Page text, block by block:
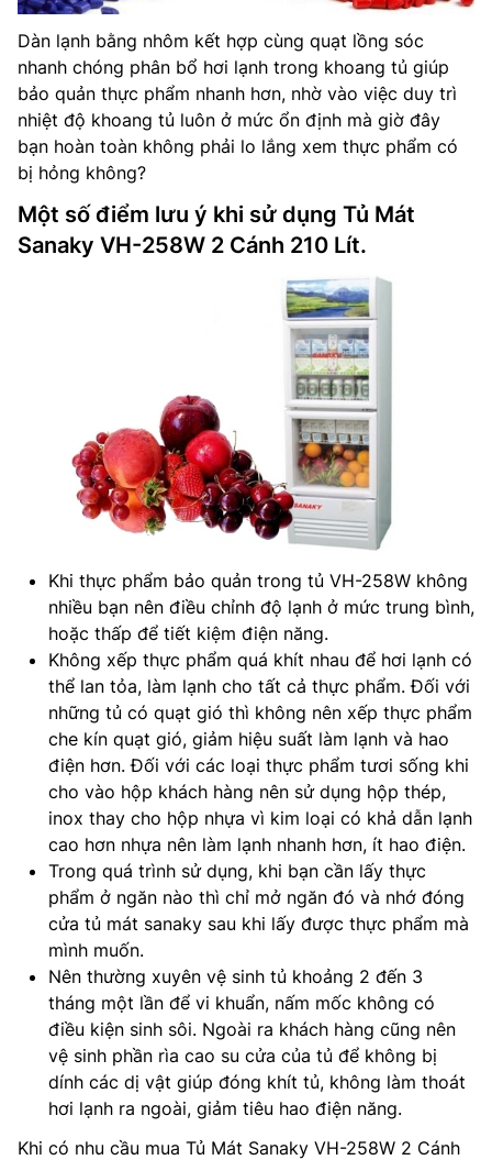
Dàn lạnh bằng nhôm kết hợp cùng quạt lồng sóc
nhanh chóng phân bổ hơi lạnh trong khoang tủ giúp
bảo quản thực phẩm nhanh hơn, nhờ vào việc duy trì
nhiệt độ khoang tủ luôn ở mức ổn định mà giờ đây
bạn hoàn toàn không phải lo lắng xem thực phẩm có
bị hỏng không?
Một số điểm lưu ý khi sử dụng Tủ Mát
Sanaky VH-258W 2 Cánh 210 Lít.
Khi thực phẩm bảo quản trong tủ VH-258W không
nhiều bạn nên điều chỉnh độ lạnh ở mức trung bình,
hoặc thấp để tiết kiệm điện năng.
Không xếp thực phẩm quá khít nhau để hơi lạnh có
thể lan tỏa, làm lạnh cho tất cả thực phẩm. Đối với
những tủ có quạt gió thì không nên xếp thực phẩm
che kín quạt gió, giảm hiệu suất làm lạnh và hao
điện hơn. Đối với các loại thực phẩm tươi sống khi
cho vào hộp khách hàng nên sử dụng hộp thép,
inox thay cho hộp nhựa vì kim loại có khả dẫn lạnh
cao hơn nhựa nên làm lạnh nhanh hơn, ít hao điện.
Trong quá trình sử dụng, khi bạn cần lấy thực
phẩm ở ngăn nào thì chỉ mở ngăn đó và nhớ đóng
cửa tủ mát sanaky sau khi lấy được thực phẩm mà
mình muốn.
Nên thường xuyên vệ sinh tủ khoảng 2 đến 3
tháng một lần để vi khuẩn, nấm mốc không có
điều kiện sinh sôi. Ngoài ra khách hàng cũng nên
vệ sinh phần rìa cao su cửa của tủ để không bị
dính các dị vật giúp đóng khít tủ, không làm thoát
hơi lạnh ra ngoài, giảm tiêu hao điện năng.
Khi có nhu cầu mua Tủ Mát Sanaky VH-258W 2 Cánh